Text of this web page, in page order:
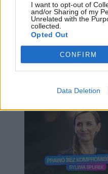
I want to opt-out of
and/or Sharing of my
Unrelated with the
collected.
Opted Out
CONFIRM
Data Deletion